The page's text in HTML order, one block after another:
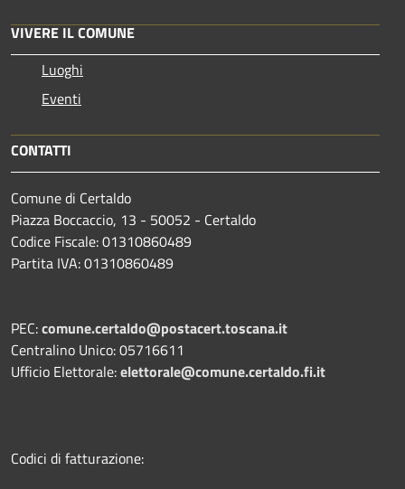
VIVERE IL COMUNE
Luoghi
Eventi
CONTATTI
Comune di Certaldo
Piazza Boccaccio, 13 - 50052 - Certaldo
Codice Fiscale: 01310860489
Partita IVA: 01310860489
PEC:comune.certaldo@postacert.toscana.it
Centralino Unico: 05716611
Ufficio Elettorale:elettorale@comune.certaldo.fi.it
Codici di fatturazione: